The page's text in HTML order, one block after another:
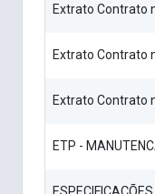
Extrato Contrato
Extrato Contrato
Extrato Contrato
ETP -